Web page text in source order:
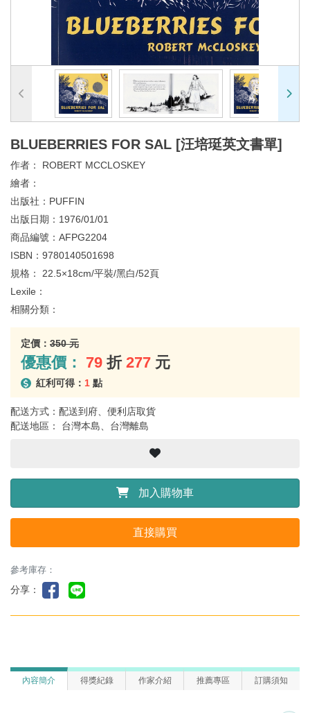
BLUEBERRIES FOR SAL [汪培珽英文書單]
作者： ROBERT MCCLOSKEY
繪者：
出版社： PUFFIN
出版日期： 1976/01/01
商品編號： AFPG2204
ISBN： 9780140501698
規格： 22.5×18cm/平裝/黑白/52頁
Lexile：
相關分類：
定價： 350 元
優惠價： 79 折 277 元
紅利可得： 1 點
配送方式：配送到府、便利店取貨
配送地區： 台灣本島、台灣離島
加入購物車
直接購買
參考庫存：
分享：
內容簡介 得獎紀錄 作家介紹 推薦專區 訂購須知